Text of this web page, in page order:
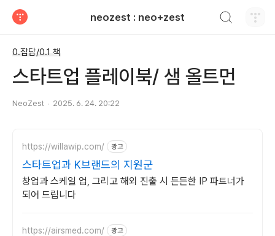
neozest : neo+zest
0.잡담/0.1 책
스타트업 플레이북/ 샘 올트먼
NeoZest 2025. 6. 24. 20:22
https://willawip.com/ 광고
스타트업과 K브랜드의 지원군
창업과 스케일 업, 그리고 해외 진출 시 든든한 IP 파트너가
되어 드립니다
https://airsmed.com/ 광고